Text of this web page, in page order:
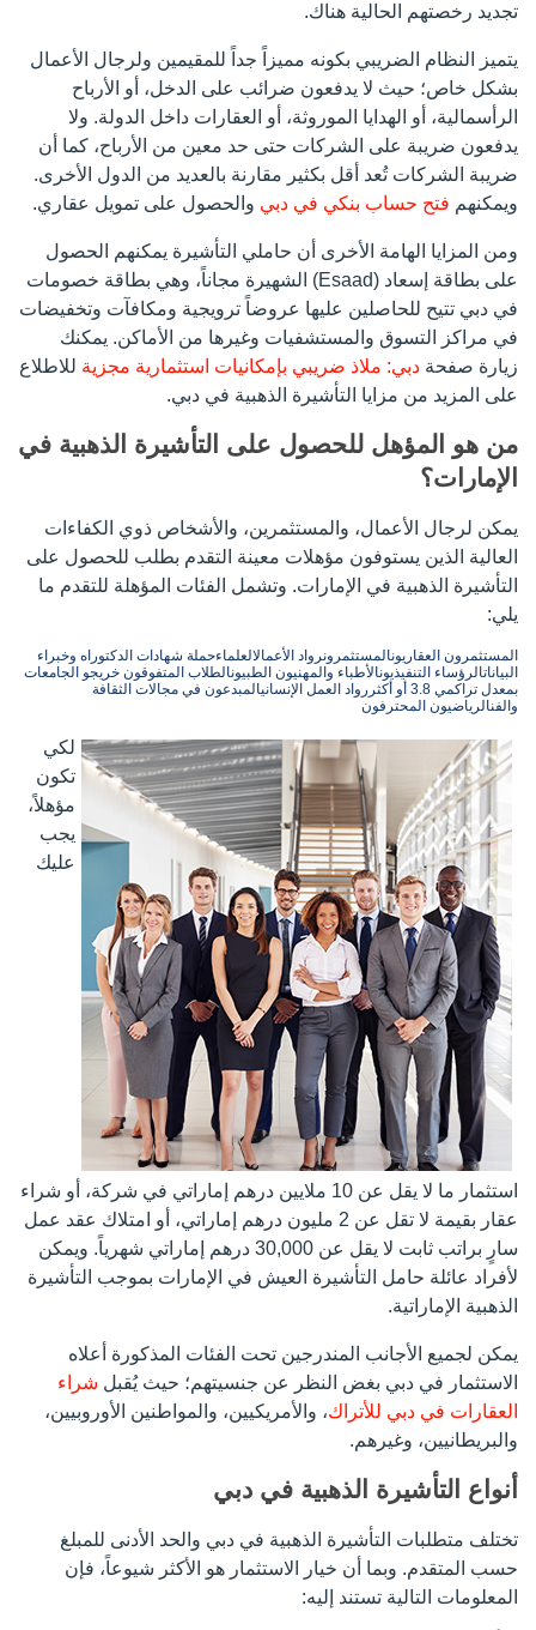
تجديد رخصتهم الحالية هناك.
يتميز النظام الضريبي بكونه مميزاً جداً للمقيمين ولرجال الأعمال
بشكل خاص؛ حيث لا يدفعون ضرائب على الدخل، أو الأرباح
الرأسمالية، أو الهدايا الموروثة، أو العقارات داخل الدولة. ولا
يدفعون ضريبة على الشركات حتى حد معين من الأرباح، كما أن
ضريبة الشركات تُعد أقل بكثير مقارنة بالعديد من الدول الأخرى.
ويمكنهم فتح حساب بنكي في دبي والحصول على تمويل عقاري.
ومن المزايا الهامة الأخرى أن حاملي التأشيرة يمكنهم الحصول
على بطاقة إسعاد (Esaad) الشهيرة مجاناً، وهي بطاقة خصومات
في دبي تتيح للحاصلين عليها عروضاً ترويجية ومكافآت وتخفيضات
في مراكز التسوق والمستشفيات وغيرها من الأماكن. يمكنك
زيارة صفحة دبي: ملاذ ضريبي بإمكانيات استثمارية مجزية للاطلاع
على المزيد من مزايا التأشيرة الذهبية في دبي.
من هو المؤهل للحصول على التأشيرة الذهبية في
الإمارات؟
يمكن لرجال الأعمال، والمستثمرين، والأشخاص ذوي الكفاءات
العالية الذين يستوفون مؤهلات معينة التقدم بطلب للحصول على
التأشيرة الذهبية في الإمارات. وتشمل الفئات المؤهلة للتقدم ما
يلي:
المستثمرون العقاريونالمستثمرونرواد الأعمالالعلماءحملة شهادات الدكتوراه وخبراء
البياناتالرؤساء التنفيذيونالأطباء والمهنيون الطبيونالطلاب المتفوقون خريجو الجامعات
بمعدل تراكمي 3.8 أو أكثر
رواد العمل الإنسانيالمبدعون في مجالات الثقافة
والفنالرياضيون المحترفون
لكي
تكون
مؤهلاً،
يجب
عليك
استثمار ما لا يقل عن 10 ملايين درهم إماراتي في شركة، أو شراء
عقار بقيمة لا تقل عن 2 مليون درهم إماراتي، أو امتلاك عقد عمل
سارٍ براتب ثابت لا يقل عن 30,000 درهم إماراتي شهرياً. ويمكن
لأفراد عائلة حامل التأشيرة العيش في الإمارات بموجب التأشيرة
الذهبية الإماراتية.
يمكن لجميع الأجانب المندرجين تحت الفئات المذكورة أعلاه
الاستثمار في دبي بغض النظر عن جنسيتهم؛ حيث يُقبل شراء
العقارات في دبي للأتراك، والأمريكيين، والمواطنين الأوروبيين،
والبريطانيين، وغيرهم.
أنواع التأشيرة الذهبية في دبي
تختلف متطلبات التأشيرة الذهبية في دبي والحد الأدنى للمبلغ
حسب المتقدم. وبما أن خيار الاستثمار هو الأكثر شيوعاً، فإن
المعلومات التالية تستند إليه: